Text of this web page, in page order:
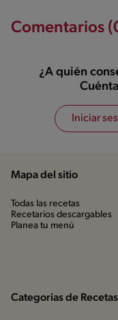
Comentarios
¿A quién
Iniciar
Mapa del sitio
Todas las recetas
Recetarios descargables
Planea tu menú
Categorias de Recetas